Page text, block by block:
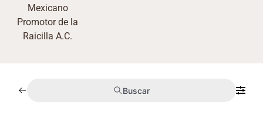
Mexicano
Promotor de la
Raicilla A.C.
Buscar